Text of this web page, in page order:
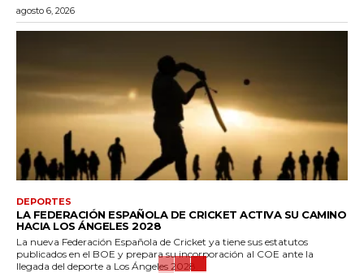
agosto 6, 2026
DEPORTES
LA FEDERACIÓN ESPAÑOLA DE CRICKET ACTIVA SU CAMINO
HACIA LOS ÁNGELES 2028
La nueva Federación Española de Cricket ya tiene sus estatutos
publicados en el BOE y prepara su incorporación al COE ante la
llegada del deporte a Los Ángeles 2028.